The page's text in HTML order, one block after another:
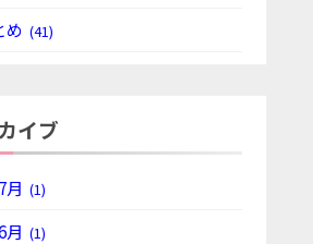
め (41)
イブ
月 (1)
月 (1)